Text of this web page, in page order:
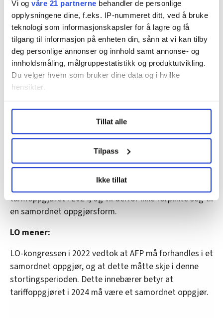
Vi og våre 21 partnerne behandler de personlige
opplysningene dine, f.eks. IP-nummeret ditt, ved å bruke
teknologi som informasjonskapsler for å lagre og få
tilgang til informasjon på enheten din, sånn at vi kan tilby
deg personlige annonser og innhold samt annonse- og
innholdsmåling, målgruppestatistikk og produktutvikling.
Du velger hvem som bruker dine data og i hvilke
hensikter.
Undermer infokan du lese om hvordan dine personlige
data behandles og hvordan du kan velge hvordan de skal
brukes. Du kan hele tiden endre eller trekke tilbake ditt
samtykke fra erklæringen om informasjonskapsler.
LO Medias publikasjoner frifagbevegelse.no, hk-nytt.no
og fontene.no bruker informasjonskapsler (cookies) for å
lære hvordan våre nettsider blir brukt slik at vi tilby
relevant innhold, tilpassede annonser og utarbeide
Vi deler bare informasjon om hvordan du bruker
innenfor analyse og annonsering. Disse er angitt i
oversikten lengre ned på denne siden.
Tillat alle
Tilpass
Ikke tillat
forbundsvist
Det kalles forbundsvist oppgjør når de enkelte
fagforbundene selv forhandler med sine respektive
motparter på arbeidsgiversiden, og tar stilling til
forhandlingsresultatet. I virkeligheten er det ikke én
forhandling per forbund, det er én forhandling per
tariffavtale. Samordnet oppgjør er tarifforhandlinger
som foregår LO og NHO forhandler samlet for alle
tilsluttede fagforbund og landsforeninger om
generelle krav.
Fellesforbundet mener:
Landsmøtet i Fellesforbundet respekterer de
demokratiske prosessene i oppkjøringen til
tariffoppgjøret i 2024, og vil derfor ikke forplikte seg til
en samordnet oppgjørsform.
LO mener:
LO-kongressen i 2022 vedtok at AFP må forhandles i et
samordnet oppgjør, og at dette måtte skje i denne
stortingsperioden. Dette innebærer betyr at
tariffoppgjøret i 2024 må være et samordnet oppgjør.